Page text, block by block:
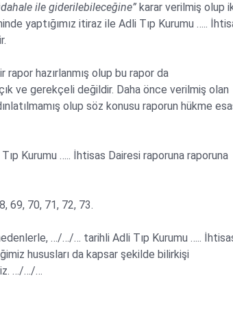
ile giderilebileceğine” karar verilmiş olup
yaptığımız itiraz ile Adli Tıp Kurumu …..
rapor hazırlanmış olup bu rapor da
ve gerekçeli değildir. Daha önce verilmiş olan
olup söz konusu raporun hükme
Kurumu ….. İhtisas Dairesi raporuna raporuna
69, 70, 71, 72, 73.
nedenlerle, …/…/… tarihli Adli Tıp Kurumu …..
hususları da kapsar şekilde bilirkişi
…/…/…